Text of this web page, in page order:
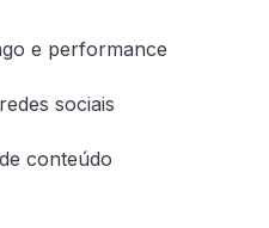
e performance
sociais
conteúdo